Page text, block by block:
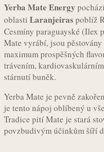
Yerba Mate Energy
oblasti Laranjeiras poblíž
Cesmíny paraguayské (Ilex
Mate vyrábí, jsou
maximum prospěšných
trávením,
stárnutí buněk.
Yerba Mate je pevně
je tento nápoj oblíbený u
Tradice pití Mate je stará
povzbudivým účinkům šíří